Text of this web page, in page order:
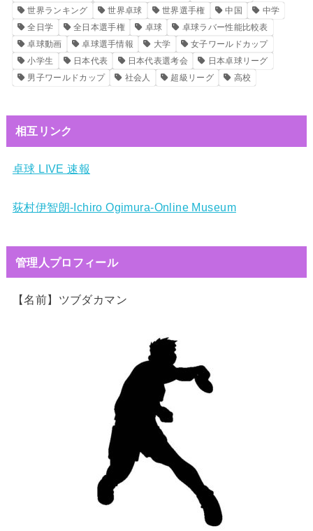
世界ランキング
世界卓球 世界選手権 中国
中学
全日学
全日本選手権 卓球
卓球ラバー性能比較表
卓球動画
卓球選手情報 大学
女子ワールドカップ
小学生
日本代表 日本代表選考会
日本卓球リーグ
男子ワールドカップ
社会人 超級リーグ 高校
相互リンク
卓球 LIVE 速報
荻村伊智朗-Ichiro Ogimura-Online Museum
管理人プロフィール
【名前】ツブダカマン